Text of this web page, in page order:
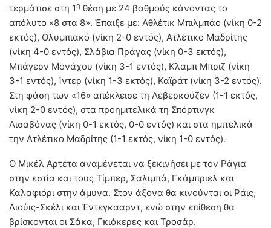
τερμάτισε στη 1η θέση με 24 βαθμούς κάνοντας το
απόλυτο «8 στα 8». Έπαιξε με: Αθλέτικ Μπιλμπάο (νίκη 0-2
εκτός), Ολυμπιακό (νίκη 2-0 εντός), Ατλέτικο Μαδρίτης
(νίκη 4-0 εντός), Σλάβια Πράγας (νίκη 0-3 εκτός),
Μπάγερν Μονάχου (νίκη 3-1 εντός), Κλαμπ Μπριζ (νίκη
3-1 εντός), Ίντερ (νίκη 1-3 εκτός), Καϊράτ (νίκη 3-2 εντός).
Στη φάση των «16» απέκλεισε τη Λεβερκούζεν (1-1 εκτός,
νίκη 2-0 εντός), στα προημιτελικά τη Σπόρτινγκ
Λισαβόνας (νίκη 0-1 εκτός, 0-0 εντός) και στα ημιτελικά
την Ατλέτικο Μαδρίτης (1-1 εκτός, νίκη 1-0 εντός).
Ο Μικέλ Αρτέτα αναμένεται να ξεκινήσει με τον Ράγια
στην εστία και τους Τίμπερ, Σαλιμπά, Γκάμπριελ και
Καλαφιόρι στην άμυνα. Στον άξονα θα κινούνται οι Ράις,
Λιούις-Σκέλι και Έντεγκααρντ, ενώ στην επίθεση θα
βρίσκονται οι Σάκα, Γκιόκερες και Τροσάρ.